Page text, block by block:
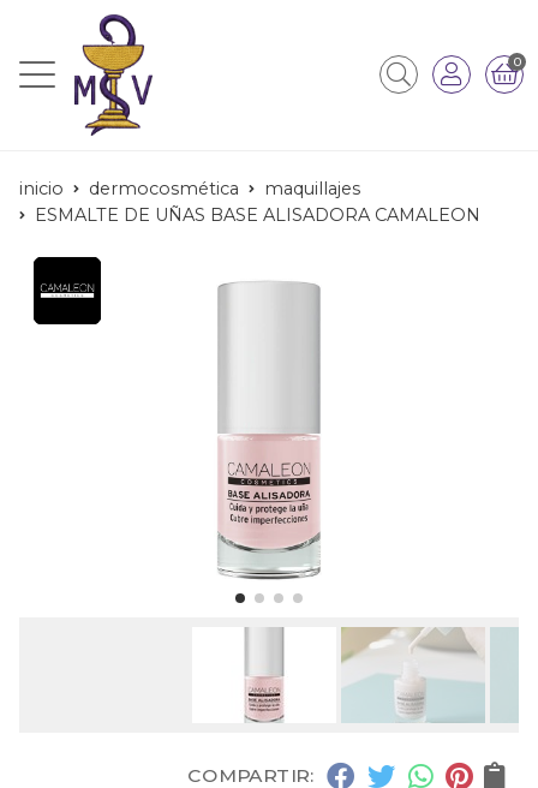
0
inicio dermocosmética
maquillajes
ESMALTE DE UÑAS BASE ALISADORA CAMALEON
COMPARTIR: